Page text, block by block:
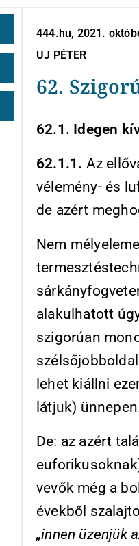
444.hu, 2021.
UJ PÉTER
62.
62.1. Idegen
62.1.1. Az
vélemény- és
de azért
Nem
alakulhatott
szigorúan
lehet kiállni
látjuk)
De: az azért
vevők még a
évekből
„innen üzenjük